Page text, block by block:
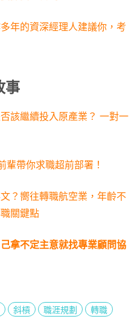
年的資深經理人建議你，考
事
該繼續投入原產業？ 一對一
輩帶你求職超前部署！
？嚮往轉職航空業，年齡不
關鍵點
拿不定主意就找專業顧問協
斜槓 職涯規劃 轉職